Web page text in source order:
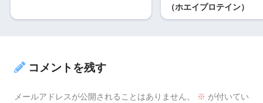
（ホエイプロテイン）
コメントを残す
メールアドレスが公開されることはありません。 ※ が付いてい